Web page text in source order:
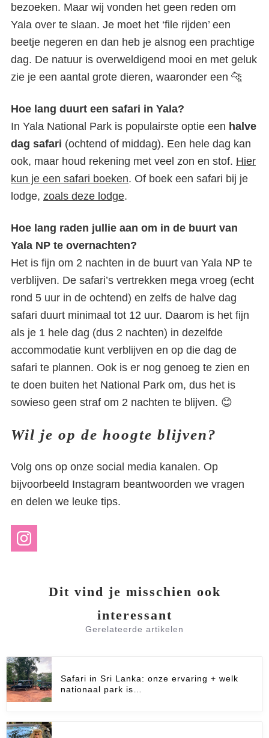
bezoeken. Maar wij vonden het geen reden om
Yala over te slaan. Je moet het ‘file rijden’ een
beetje negeren en dan heb je alsnog een prachtige
dag. De natuur is overweldigend mooi en met geluk
zie je een aantal grote dieren, waaronder een 🐆
Hoe lang duurt een safari in Yala?
In Yala National Park is populairste optie een halve
dag safari (ochtend of middag). Een hele dag kan
ook, maar houd rekening met veel zon en stof. Hier
kun je een safari boeken. Of boek een safari bij je
lodge, zoals deze lodge.
Hoe lang raden jullie aan om in de buurt van
Yala NP te overnachten?
Het is fijn om 2 nachten in de buurt van Yala NP te
verblijven. De safari’s vertrekken mega vroeg (echt
rond 5 uur in de ochtend) en zelfs de halve dag
safari duurt minimaal tot 12 uur. Daarom is het fijn
als je 1 hele dag (dus 2 nachten) in dezelfde
accommodatie kunt verblijven en op die dag de
safari te plannen. Ook is er nog genoeg te zien en
te doen buiten het National Park om, dus het is
sowieso geen straf om 2 nachten te blijven. 😊
Wil je op de hoogte blijven?
Volg ons op onze social media kanalen. Op
bijvoorbeeld Instagram beantwoorden we vragen
en delen we leuke tips.
Dit vind je misschien ook
interessant
Gerelateerde artikelen
Safari in Sri Lanka: onze ervaring + welk
nationaal park is…